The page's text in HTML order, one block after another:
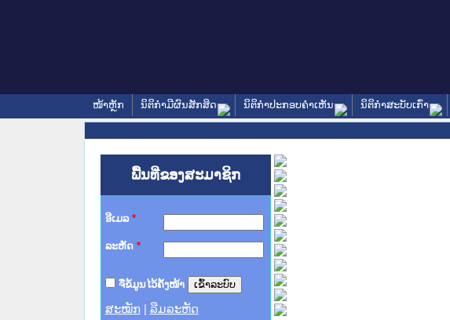
ໜ້າຫຼັກ ນິຕິກໍາມີຜົນສັກສິດ ນິຕິກໍາປະກອບຄໍາເຫັນ ນິຕິກໍາສະບັບເກົ່າ
ພື້ນທີ່ຂອງສະມາຊິກ
ອີເມລ *
ລະຫັດ *
ຈື່ຂໍ້ມູນໄວ້ຄັ້ງໜ້າ
ສະໝັກ ລືມລະຫັດ